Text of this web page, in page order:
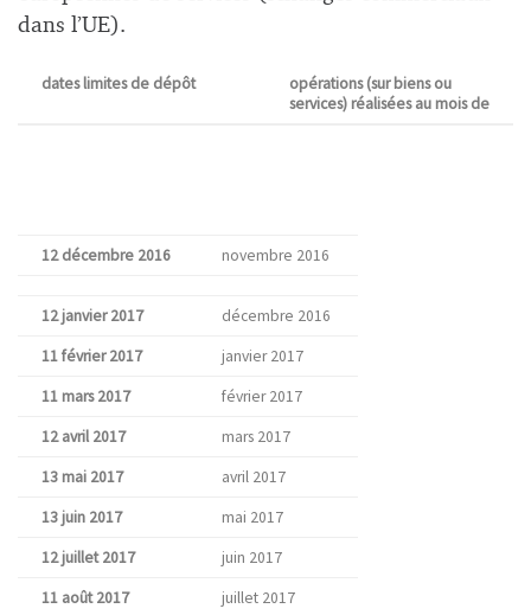
dans l’UE).
dates limites de dépôt
opérations (sur biens ou
services) réalisées au mois de
12 décembre 2016 novembre 2016
12 janvier 2017
décembre 2016
11 février 2017
janvier 2017
11 mars 2017
février 2017
12 avril 2017
mars 2017
13 mai 2017
avril 2017
13 juin 2017
mai 2017
12 juillet 2017
juin 2017
11 août 2017
juillet 2017